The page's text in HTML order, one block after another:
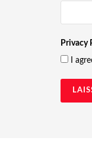
Privacy
I